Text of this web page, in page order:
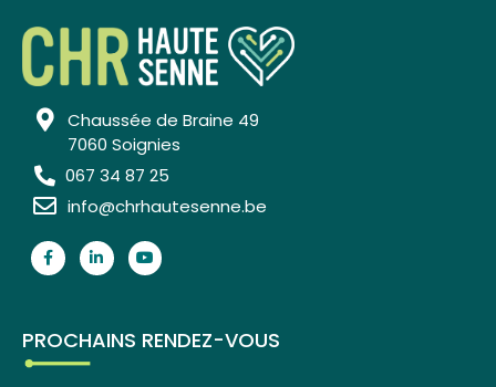
Chaussée de Braine 49
7060 Soignies
067 34 87 25
info@chrhautesenne.be
PROCHAINS RENDEZ-VOUS